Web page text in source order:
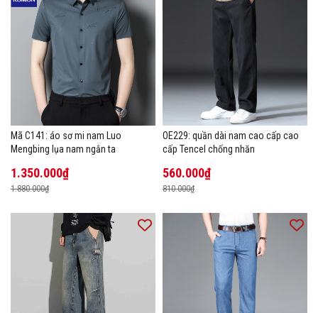
Mã C141: áo sơ mi nam Luo
Mengbing lụa nam ngắn ta
1.350.000₫
1.880.000₫
OE229: quần dài nam cao cấp cao
cấp Tencel chống nhăn
560.000₫
810.000₫